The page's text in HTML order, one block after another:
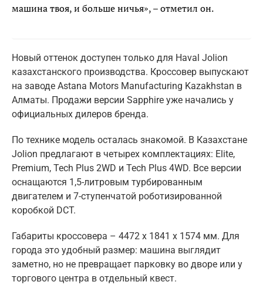
машина твоя, и больше ничья», – отметил он.
Новый оттенок доступен только для Haval Jolion
казахстанского производства. Кроссовер выпускают
на заводе Astana Motors Manufacturing Kazakhstan в
Алматы. Продажи версии Sapphire уже начались у
официальных дилеров бренда.
По технике модель осталась знакомой. В Казахстане
Jolion предлагают в четырех комплектациях: Elite,
Premium, Tech Plus 2WD и Tech Plus 4WD. Все версии
оснащаются 1,5-литровым турбированным
двигателем и 7-ступенчатой роботизированной
коробкой DCT.
Габариты кроссовера – 4472 x 1841 x 1574 мм. Для
города это удобный размер: машина выглядит
заметно, но не превращает парковку во дворе или у
торгового центра в отдельный квест.